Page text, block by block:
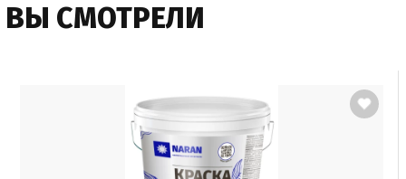
ВЫ СМОТРЕЛИ